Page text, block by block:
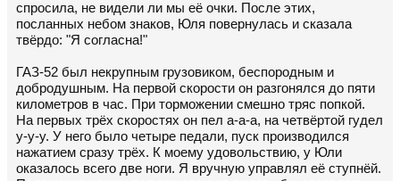
спросила, не видели ли мы её очки. После этих,
посланных небом знаков, Юля повернулась и сказала
твёрдо: "Я согласна!"
ГАЗ-52 был некрупным грузовиком, беспородным и
добродушным. На первой скорости он разгонялся до пяти
километров в час. При торможении смешно тряс попкой.
На первых трёх скоростях он пел а-а-а, на четвёртой гудел
у-у-у. У него было четыре педали, пуск производился
нажатием сразу трёх. К моему удовольствию, у Юли
оказалось всего две ноги. Я вручную управлял её ступнёй.